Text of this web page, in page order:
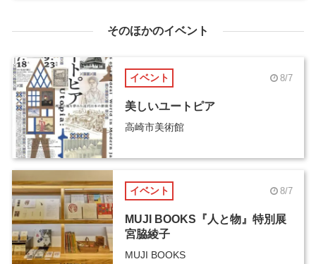
そのほかのイベント
イベント 8/7
美しいユートピア
高崎市美術館
イベント 8/7
MUJI BOOKS『人と物』特別展
宮脇綾子
MUJI BOOKS